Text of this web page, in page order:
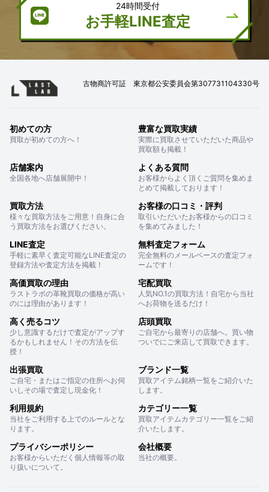
24時間受付
お手軽LINE査定
古物商許可証 東京都公安委員会第307731104330号
初めての方
買取が初めての方へ！
豊富な買取実績
実際に買取させていただいた商品や
買取額も掲載！
店舗案内
全国各地へ店舗展開中！
よくある質問
お客様からよく頂くご質問を集めま
とめて掲載しております！
買取方法
様々な買取方法をご用意！自身に合
う買取方法をお選びください。
お客様の口コミ・評判
取引いただいたお客様からの口コミ
を集めてみました！
LINE査定
手軽に素早く査定可能なLINE査定の
登録方法や査定方法を掲載！
無料査定フォーム
完全無料のメールベースの査定フォ
ームです！
高価買取の理由
ラストラボの革靴買取の価格が高い
のには理由があります！
宅配買取
人気NO.1の買取方法！自宅から当社
へお荷物を送るだけ！
高く売るコツ
少し意識するだけで査定がアップす
るかもしれません！その方法を伝
授！
店頭買取
ご自宅から最寄りの店舗へ。買い物
ついでにご来店して買取できます。
出張買取
ご自宅・またはご指定の住所へお伺
いしその場で査定し現金化！
ブランド一覧
買取アイテム銘柄一覧をご紹介いた
します。
利用規約
当社をご利用する上でのルールとな
ります。
カテゴリー一覧
買取アイテムカテゴリー一覧をご紹
介いたします。
プライバシーポリシー
お客様からいただく個人情報等の取
り扱いについて。
会社概要
当社の概要。